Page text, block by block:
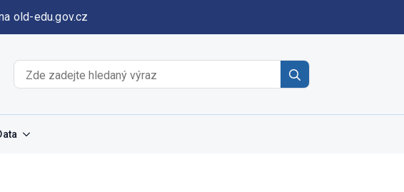
old-edu.gov.cz
Search
for: